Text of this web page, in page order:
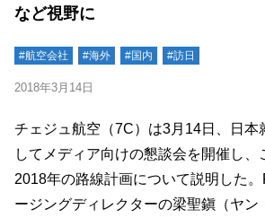
など視野に
#航空会社 #海外 #国内 #訪日
2018年3月14日
チェジュ航空（7C）は3月14日、日本
してメディア向けの懇談会を開催し、
2018年の路線計画について説明した
ージングディレクターの梁聖鎭（ヤン